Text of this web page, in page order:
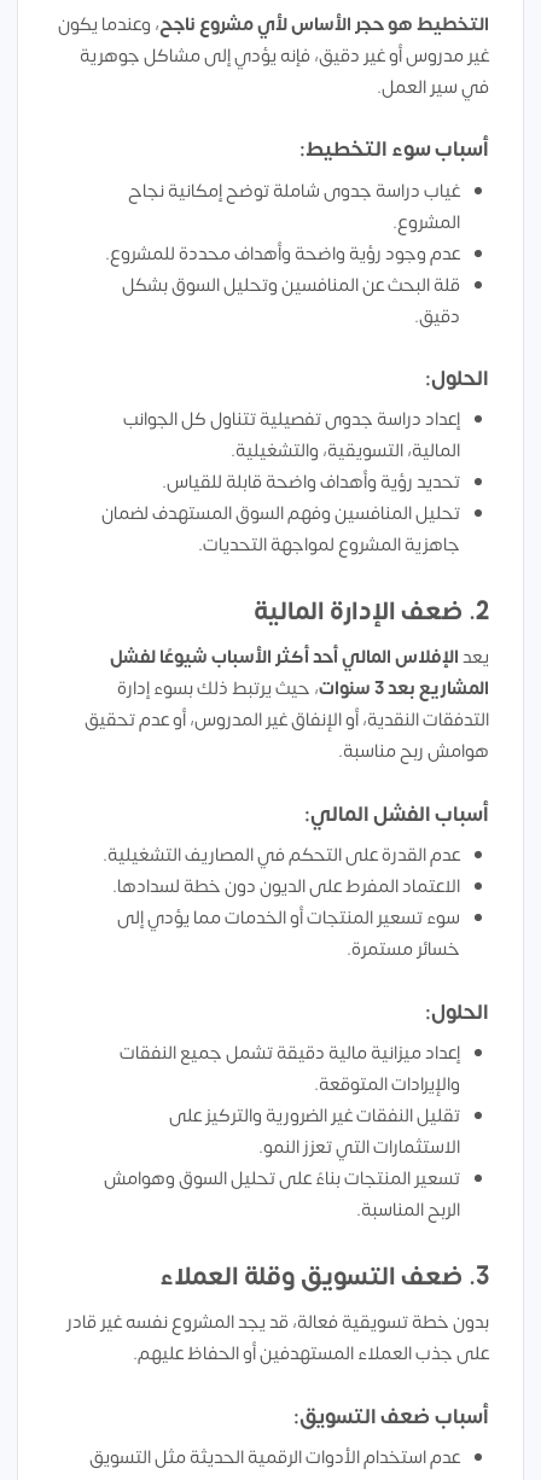
التخطيط هو حجر الأساس لأي مشروع ناجح، وعندما يكون
غير مدروس أو غير دقيق، فإنه يؤدي إلى مشاكل جوهرية
في سير العمل.
أسباب سوء التخطيط:
غياب دراسة جدوى شاملة توضح إمكانية نجاح
المشروع.
عدم وجود رؤية واضحة وأهداف محددة للمشروع.
قلة البحث عن المنافسين وتحليل السوق بشكل
دقيق.
الحلول:
إعداد دراسة جدوى تفصيلية تتناول كل الجوانب
المالية، التسويقية، والتشغيلية.
تحديد رؤية وأهداف واضحة قابلة للقياس.
تحليل المنافسين وفهم السوق المستهدف لضمان
جاهزية المشروع لمواجهة التحديات.
2. ضعف الإدارة المالية
يعدالإفلاس المالي أحد أكثر الأسباب شيوعًا لفشل
المشاريع بعد 3 سنوات
، حيث يرتبط ذلك بسوء إدارة
التدفقات النقدية، أو الإنفاق غير المدروس، أو عدم تحقيق
هوامش ربح مناسبة.
أسباب الفشل المالي:
عدم القدرة على التحكم في المصاريف التشغيلية.
الاعتماد المفرط على الديون دون خطة لسدادها.
سوء تسعير المنتجات أو الخدمات مما يؤدي إلى
خسائر مستمرة.
الحلول:
إعداد ميزانية مالية دقيقة تشمل جميع النفقات
والإيرادات المتوقعة.
تقليل النفقات غير الضرورية والتركيز على
الاستثمارات التي تعزز النمو.
تسعير المنتجات بناءً على تحليل السوق وهوامش
الربح المناسبة.
3. ضعف التسويق وقلة العملاء
بدون خطة تسويقية فعالة، قد يجد المشروع نفسه غير قادر
على جذب العملاء المستهدفين أو الحفاظ عليهم.
أسباب ضعف التسويق:
عدم استخدام الأدوات الرقمية الحديثة مثل التسويق